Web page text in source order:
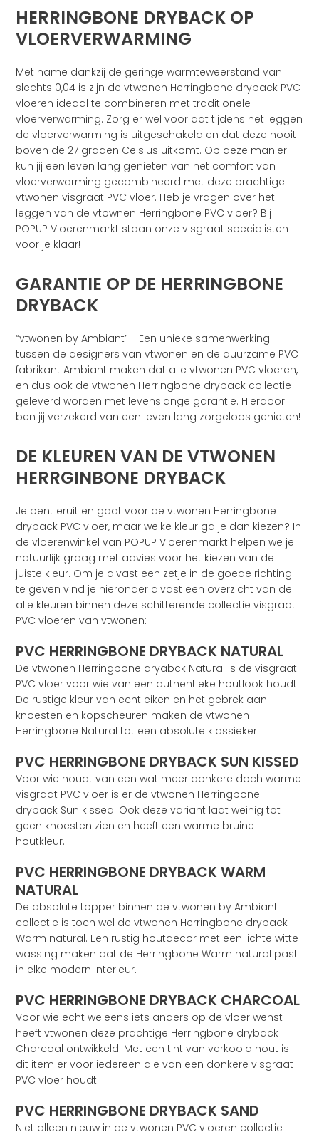
HERRINGBONE DRYBACK OP
VLOERVERWARMING
Met name dankzij de geringe warmteweerstand van
slechts 0,04 is zijn de vtwonen Herringbone dryback PVC
vloeren ideaal te combineren met traditionele
vloerverwarming. Zorg er wel voor dat tijdens het leggen
de vloerverwarming is uitgeschakeld en dat deze nooit
boven de 27 graden Celsius uitkomt. Op deze manier
kun jij een leven lang genieten van het comfort van
vloerverwarming gecombineerd met deze prachtige
vtwonen visgraat PVC vloer. Heb je vragen over het
leggen van de vtownen Herringbone PVC vloer? Bij
POPUP Vloerenmarkt staan onze visgraat specialisten
voor je klaar!
GARANTIE OP DE HERRINGBONE
DRYBACK
“vtwonen by Ambiant’ – Een unieke samenwerking
tussen de designers van vtwonen en de duurzame PVC
fabrikant Ambiant maken dat alle vtwonen PVC vloeren,
en dus ook de vtwonen Herringbone dryback collectie
geleverd worden met levenslange garantie. Hierdoor
ben jij verzekerd van een leven lang zorgeloos genieten!
DE KLEUREN VAN DE VTWONEN
HERRGINBONE DRYBACK
Je bent eruit en gaat voor de vtwonen Herringbone
dryback PVC vloer, maar welke kleur ga je dan kiezen? In
de vloerenwinkel van POPUP Vloerenmarkt helpen we je
natuurlijk graag met advies voor het kiezen van de
juiste kleur. Om je alvast een zetje in de goede richting
te geven vind je hieronder alvast een overzicht van de
alle kleuren binnen deze schitterende collectie visgraat
PVC vloeren van vtwonen:
PVC HERRINGBONE DRYBACK NATURAL
De vtwonen Herringbone dryabck Natural is de visgraat
PVC vloer voor wie van een authentieke houtlook houdt!
De rustige kleur van echt eiken en het gebrek aan
knoesten en kopscheuren maken de vtwonen
Herringbone Natural tot een absolute klassieker.
PVC HERRINGBONE DRYBACK SUN KISSED
Voor wie houdt van een wat meer donkere doch warme
visgraat PVC vloer is er de vtwonen Herringbone
dryback Sun kissed. Ook deze variant laat weinig tot
geen knoesten zien en heeft een warme bruine
houtkleur.
PVC HERRINGBONE DRYBACK WARM
NATURAL
De absolute topper binnen de vtwonen by Ambiant
collectie is toch wel de vtwonen Herringbone dryback
Warm natural. Een rustig houtdecor met een lichte witte
wassing maken dat de Herringbone Warm natural past
in elke modern interieur.
PVC HERRINGBONE DRYBACK CHARCOAL
Voor wie echt weleens iets anders op de vloer wenst
heeft vtwonen deze prachtige Herringbone dryback
Charcoal ontwikkeld. Met een tint van verkoold hout is
dit item er voor iedereen die van een donkere visgraat
PVC vloer houdt.
PVC HERRINGBONE DRYBACK SAND
Niet alleen nieuw in de vtwonen PVC vloeren collectie